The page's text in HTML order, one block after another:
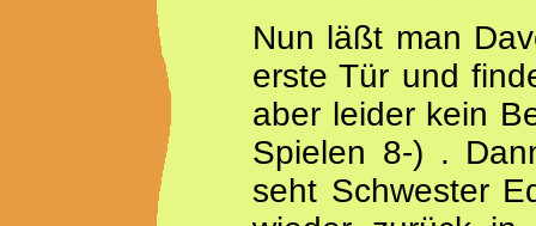
Nun läßt man
erste Tür und
aber leider kein
Spielen 8-) .
seht Schwester